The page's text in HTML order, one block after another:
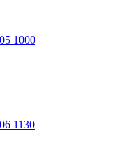
1000
1130